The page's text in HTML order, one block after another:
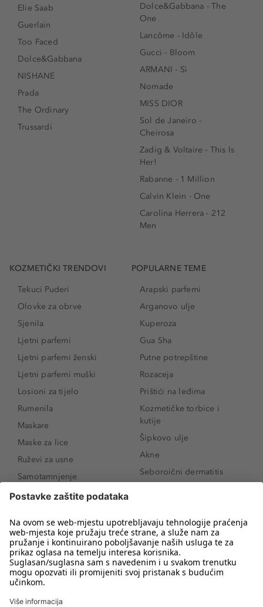
Elie Saab
Guerlain
Too Faced
Dolce&Gabbana
NISHANE
Prada
The Ordinary
Trussardi
Dolce&Gabbana - The
One
Lancôme - Idôle
Gucci - Bloom
ARMANI - Sì
Nomade
MISS DIOR
Sol de Janeiro -
Cheirosa
Zadig & Voltaire - This Is
Her!
Rabanne - 1 Million
Calvin Klein - One
Carolina Herrera - 212
Men
KOZMETIČKI TRENDOVI
Tekuci Puderi
Olovke za obrve
Sjenila
Ljetni parfemi
Ljetni parfemi ženski
Ljetni parfemi muški
Losioni za tijelo
Rumenila
Maskare
Maske za lice
Ruževi za usne
Samotamnjenje
Puderi
Proizvodi za obrve
Sunce i zaštita
Serumi za lice
Proizvodi za čišćenje lica
POPULARNE TEME
Arapski parfemi
Arganovo ulje
Kuperoza
Gua Sha
Putne potrepštine
Rozaceja
Prištići na leđima
Kozmetičke torbice i
kutije
Šipkovo ulje
Akne
Seboroični dermatitis
Novo
Koji mi parfem
odgovara?
Kako našminkati oči da